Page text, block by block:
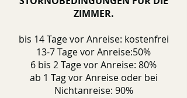
ZIMMER.
bis 14 Tage vor Anreise: kostenfrei
13-7 Tage vor Anreise:50%
6 bis 2 Tage vor Anreise: 80%
ab 1 Tag vor Anreise oder bei
Nichtanreise: 90%